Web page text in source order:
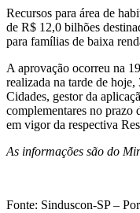
Recursos para área de
de R$ 12,0 bilhões
para famílias de baixa
A aprovação ocorreu na
realizada na tarde de
Cidades, gestor da
complementares no prazo
em vigor da respectiva
As informações são do
Fonte: Sinduscon-SP –